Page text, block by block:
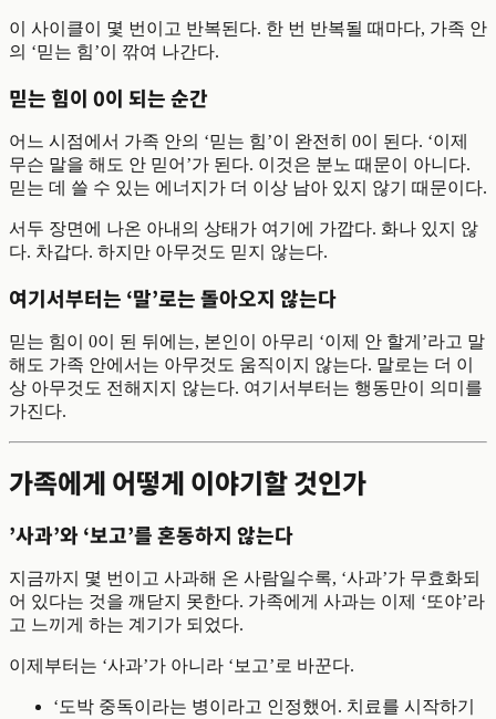
이 사이클이 몇 번이고 반복된다. 한 번 반복될 때마다, 가족 안
의 ‘믿는 힘’이 깎여 나간다.
믿는 힘이 0이 되는 순간
어느 시점에서 가족 안의 ‘믿는 힘’이 완전히 0이 된다. ‘이제
무슨 말을 해도 안 믿어’가 된다. 이것은 분노 때문이 아니다.
믿는 데 쓸 수 있는 에너지가 더 이상 남아 있지 않기 때문이다.
서두 장면에 나온 아내의 상태가 여기에 가깝다. 화나 있지 않
다. 차갑다. 하지만 아무것도 믿지 않는다.
여기서부터는 ‘말’로는 돌아오지 않는다
믿는 힘이 0이 된 뒤에는, 본인이 아무리 ‘이제 안 할게’라고 말
해도 가족 안에서는 아무것도 움직이지 않는다. 말로는 더 이
상 아무것도 전해지지 않는다. 여기서부터는 행동만이 의미를
가진다.
가족에게 어떻게 이야기할 것인가
’사과’와 ‘보고’를 혼동하지 않는다
지금까지 몇 번이고 사과해 온 사람일수록, ‘사과’가 무효화되
어 있다는 것을 깨닫지 못한다. 가족에게 사과는 이제 ‘또야’라
고 느끼게 하는 계기가 되었다.
이제부터는 ‘사과’가 아니라 ‘보고’로 바꾼다.
‘도박 중독이라는 병이라고 인정했어. 치료를 시작하기